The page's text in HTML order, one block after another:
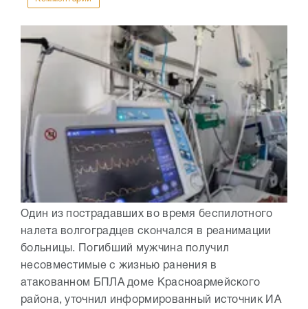
Один из пострадавших во время беспилотного
налета волгоградцев скончался в реанимации
больницы. Погибший мужчина получил
несовместимые с жизнью ранения в
атакованном БПЛА доме Красноармейского
района, уточнил информированный источник ИА